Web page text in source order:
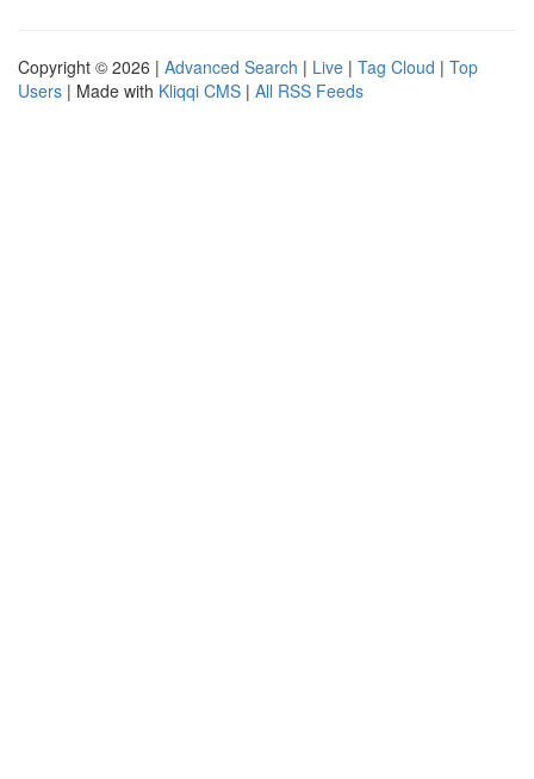
Copyright © 2026 | Advanced Search | Live | Tag Cloud | Top
Users | Made with Kliqqi CMS | All RSS Feeds